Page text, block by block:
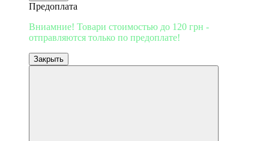
Предоплата
Вниамние! Товари стоимостью до 120 грн -
отправляются только по предоплате!
Закрыть